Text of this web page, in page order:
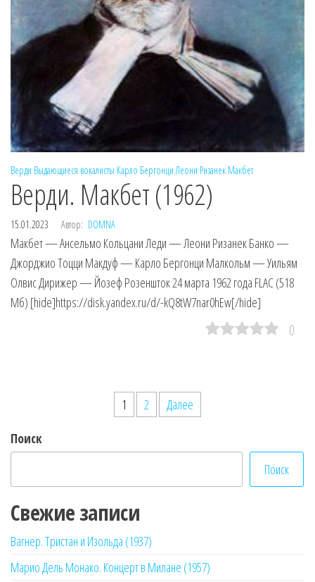
Верди Выдающиеся вокалисты Карло Бергонци Леони Ризанек Макбет
Верди. Макбет (1962)
15.01.2023 Автор: DOMNA
Макбет — Ансельмо Кольцани Леди — Леони Ризанек Банко —
Джорджио Тоцци Макдуф — Карло Бергонци Малкольм — Уильям
Олвис Дирижер — Йозеф Розеншток 24 марта 1962 года FLAC (518
Мб) [hide]https://disk.yandex.ru/d/-kQ8tW7nar0hEw[/hide]
0
записей
1 2
Далее
Поиск
Поиск
Свежие записи
Вагнер. Тристан и Изольда (1937)
Марио Дель Монако. Концерт в Милане (1957)